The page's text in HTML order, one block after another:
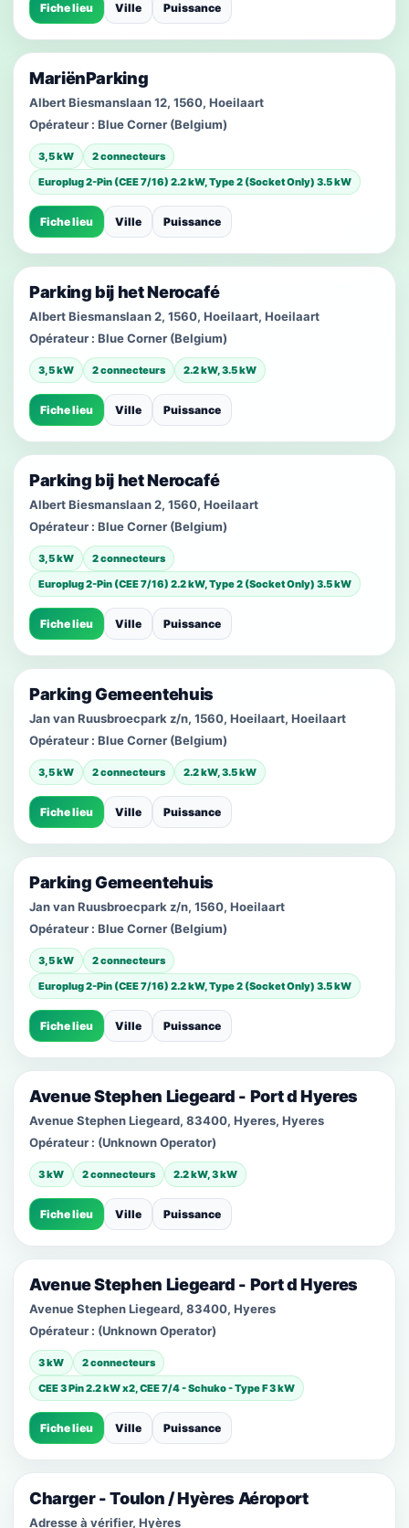
Fiche lieu Ville Puissance
MariënParking
Albert Biesmanslaan 12, 1560, Hoeilaart
Opérateur : Blue Corner (Belgium)
3,5 kW
2 connecteurs
Europlug 2-Pin (CEE 7/16) 2.2 kW, Type 2 (Socket Only) 3.5 kW
Fiche lieu Ville Puissance
Parking bij het Nerocafé
Albert Biesmanslaan 2, 1560, Hoeilaart, Hoeilaart
Opérateur : Blue Corner (Belgium)
3,5 kW 2 connecteurs 2.2 kW, 3.5 kW
Fiche lieu Ville Puissance
Parking bij het Nerocafé
Albert Biesmanslaan 2, 1560, Hoeilaart
Opérateur : Blue Corner (Belgium)
3,5 kW
2 connecteurs
Europlug 2-Pin (CEE 7/16) 2.2 kW, Type 2 (Socket Only) 3.5 kW
Fiche lieu Ville Puissance
Parking Gemeentehuis
Jan van Ruusbroecpark z/n, 1560, Hoeilaart, Hoeilaart
Opérateur : Blue Corner (Belgium)
3,5 kW 2 connecteurs 2.2 kW, 3.5 kW
Fiche lieu Ville Puissance
Parking Gemeentehuis
Jan van Ruusbroecpark z/n, 1560, Hoeilaart
Opérateur : Blue Corner (Belgium)
3,5 kW
2 connecteurs
Europlug 2-Pin (CEE 7/16) 2.2 kW, Type 2 (Socket Only) 3.5 kW
Fiche lieu Ville Puissance
Avenue Stephen Liegeard - Port d Hyeres
Avenue Stephen Liegeard, 83400, Hyeres, Hyeres
Opérateur : (Unknown Operator)
3 kW 2 connecteurs 2.2 kW, 3 kW
Fiche lieu Ville Puissance
Avenue Stephen Liegeard - Port d Hyeres
Avenue Stephen Liegeard, 83400, Hyeres
Opérateur : (Unknown Operator)
3 kW
2 connecteurs
CEE 3 Pin 2.2 kW x2, CEE 7/4 - Schuko - Type F 3 kW
Fiche lieu Ville Puissance
Charger - Toulon / Hyères Aéroport
Adresse à vérifier, Hyères